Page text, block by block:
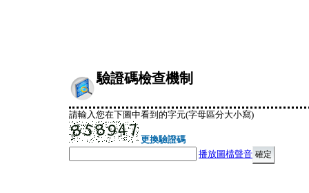
驗證碼檢查機制
請輸入您在下圖中看到的字元(字母區分大小寫)
更換驗證碼
播放圖檔聲音